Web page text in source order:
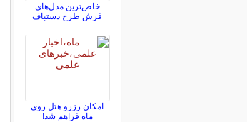
خاص‌ترین مدل‌های
فرش طرح دستباف
امکان رزرو هتل روی
ماه فراهم شد!